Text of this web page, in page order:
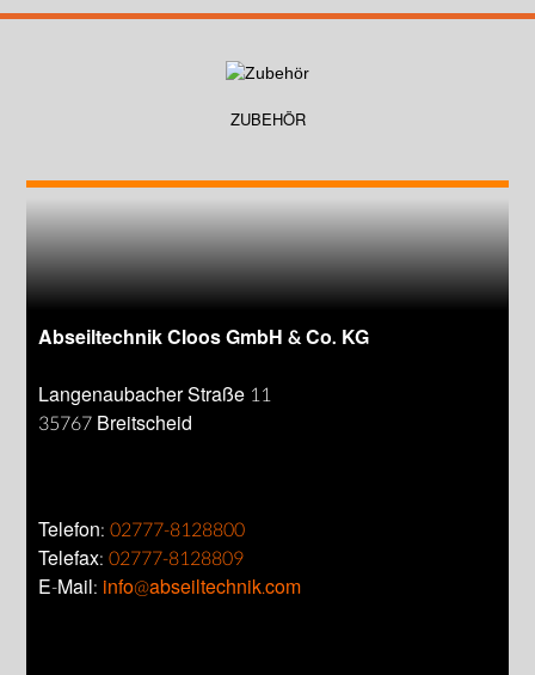
ZUBEHÖR
Abseiltechnik Cloos GmbH & Co. KG
Langenaubacher Straße 11
35767 Breitscheid
Telefon:02777-8128800
Telefax:02777-8128809
E-Mail: info@abseiltechnik.com